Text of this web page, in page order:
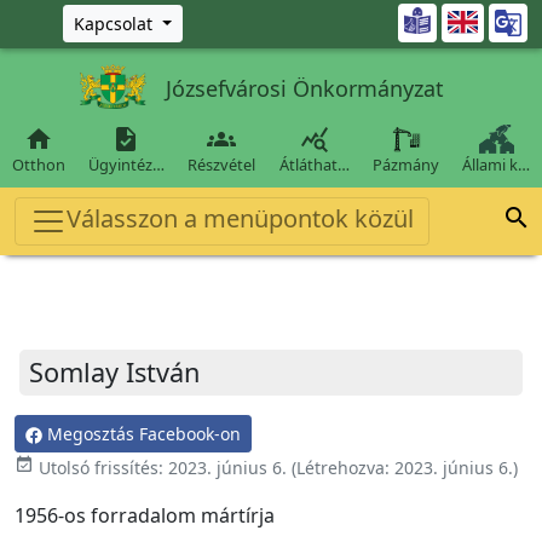
Ugrás a fő tartalomra
Kapcsolat 
Józsefvárosi Önkormányzat

Otthon

Ügyintéz…

Részvétel

Átláthat… Pázmány Állami k…
Válasszon a menüpontok közül 
Somlay István
Megosztás Facebook-on
event_available Utolsó frissítés: 2023. június 6. (Létrehozva: 2023. június 6.)
1956-os forradalom mártírja